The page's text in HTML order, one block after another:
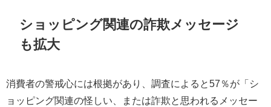
ショッピング関連の詐欺メッセージ
も拡大
消費者の警戒心には根拠があり、調査によると57％が「シ
ョッピング関連の怪しい、または詐欺と思われるメッセー